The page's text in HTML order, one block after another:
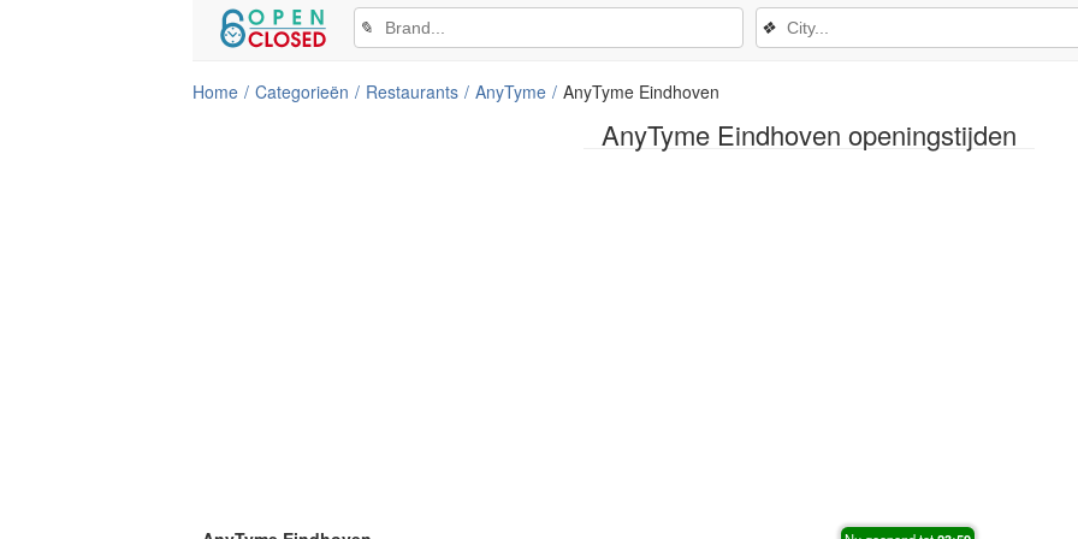
AnyTyme Eindhoven openingstijden
✎ ❖
Home Categorieën Restaurants AnyTyme AnyTyme Eindhoven